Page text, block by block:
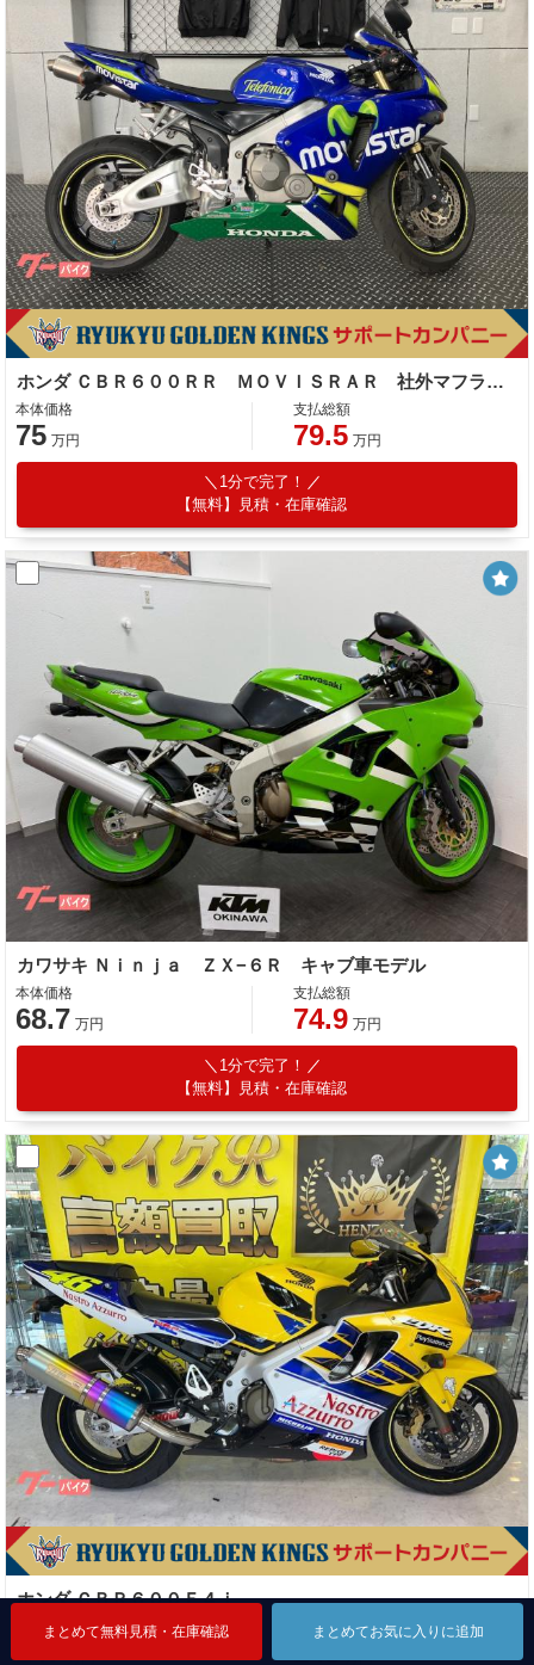
まとめて無料見積・在庫確認 まとめてお気に入りに追加
まとめて無料見積・在庫確認 まとめてお気に入りに追加
ホンダ ＣＢＲ６００ＲＲ ＭＯＶＩＳＲＡＲ 社外マフラー ＥＴＣ装備
本体価格
75 万円
支払総額
79.5 万円
1分で完了！
【無料】見積・在庫確認
カワサキ Ｎｉｎｊａ ＺＸ−６Ｒ キャブ車モデル
本体価格
68.7 万円
支払総額
74.9 万円
1分で完了！
【無料】見積・在庫確認
ホンダ ＣＢＲ６００Ｆ４ｉ
本体価格
147 万円
支払総額
148 万円
まとめて無料見積・在庫確認 まとめてお気に入りに追加